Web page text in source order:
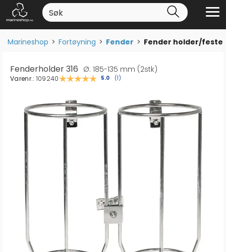
Marineshop>Fortøyning>Fender>Fender holder/feste
Fenderholder 316 Ø: 185-135 mm (2stk)
Varenr.: 109240 Gjennomsnittskarakter:
5.0 (stemmer:
1)